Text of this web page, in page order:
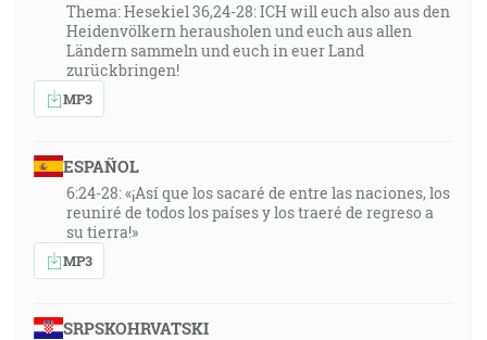
Thema: Hesekiel 36,24-28: ICH will euch also aus den
Heidenvölkern herausholen und euch aus allen
Ländern sammeln und euch in euer Land
zurückbringen!
MP3
ESPAÑOL
6:24-28: «¡Así que los sacaré de entre las naciones, los
reuniré de todos los países y los traeré de regreso a
su tierra!»
MP3
SRPSKOHRVATSKI